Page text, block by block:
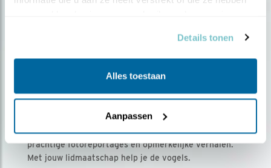
Details tonen
Alles toestaan
Aanpassen
Ontvang 5 x Vogels voor € 36,00 per jaar
Vogels is het tijdschrift voor onze leden, met
prachtige fotoreportages en opmerkelijke verhalen.
Met jouw lidmaatschap help je de vogels.